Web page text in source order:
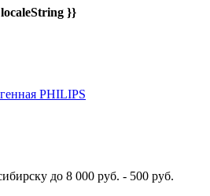
}}
PHILIPS
до 8 000 руб. - 500 руб.